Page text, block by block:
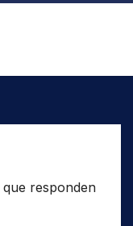
que responden